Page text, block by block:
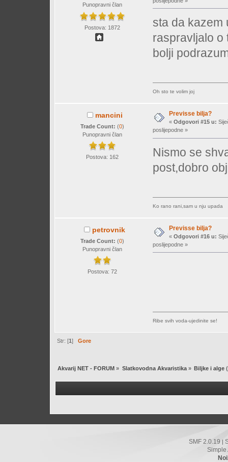
Punopravni član
Postova: 1872
sta da kazem
raspravljalo o
bolji
Oh sto te volim joj
mancini
Trade Count: (0)
Punopravni član
Postova: 162
Previsse bilja?
« Odgovori #15 u:
poslijepodne »
Nismo se
post,dobro
Ko rano rani,sam u nju upada
petrovnik
Trade Count: (0)
Punopravni član
Postova: 72
Previsse bilja?
« Odgovori #16 u:
poslijepodne »
Ribe svih voda-ujedinite se!
Str: [1]Gore
Akvarij NET - FORUM » Slatkovodna Akvaristika» Biljke i alge
SMF 2.0.19 |
Simple